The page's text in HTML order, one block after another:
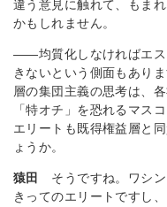
違う意見に触れて、もま
かもしれません。
――均質化しなければエス
きないという側面もあり
層の集団主義の思考は、
「特オチ」を恐れるマス
エリートも既得権益層と
ょうか。
猿田
そうですね。ワシン
きってのエリートですし